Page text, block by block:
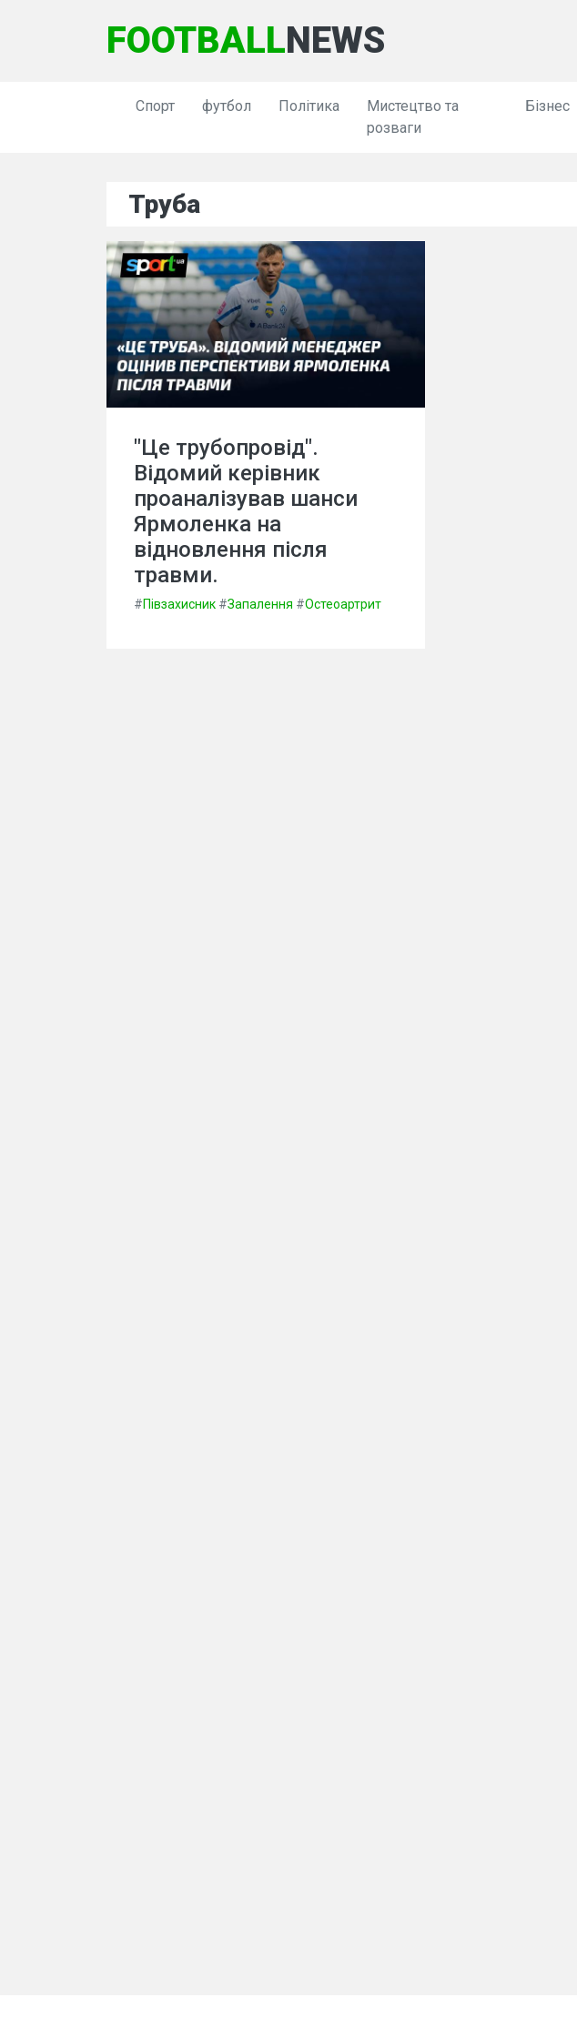
FOOTBALLNEWS
Спорт футбол Політика
Мистецтво та
розваги
Бізнес
Труба
"Це трубопровід".
Відомий керівник
проаналізував шанси
Ярмоленка на
відновлення після
травми.
#Півзахисник #Запалення #Остеоартрит